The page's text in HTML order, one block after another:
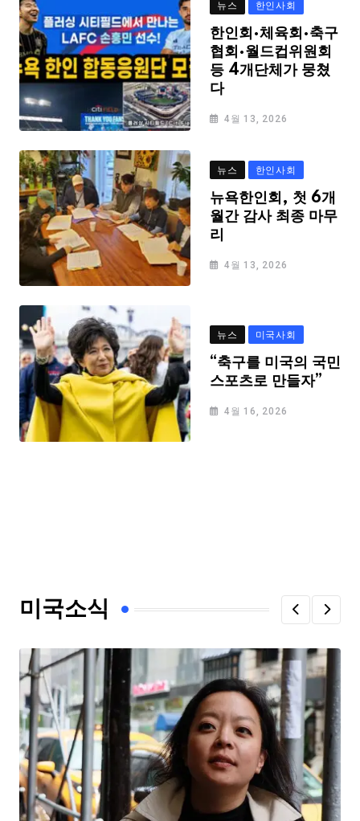
뉴스 한인사회
한인회·체육회·축구
협회·월드컵위원회
등 4개단체가 뭉쳤
다
4월 13, 2026
뉴스 한인사회
뉴욕한인회, 첫 6개
월간 감사 최종 마무
리
4월 13, 2026
뉴스 미국사회
“축구를 미국의 국민
스포츠로 만들자”
4월 16, 2026
미국소식